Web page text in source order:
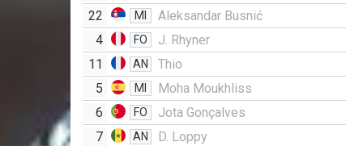
22
MI Aleksandar Busnić
4 FO J. Rhyner
11 AN Thio
5 MI Moha Moukhliss
6 FO Jota Gonçalves
7 AN
D. Loppy